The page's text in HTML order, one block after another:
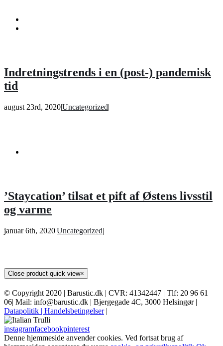
Indretningstrends i en (post-) pandemisk
tid
august 23rd, 2020|Uncategorized|
’Staycation’ tilsat et pift af Østens livsstil
og varme
januar 6th, 2020|Uncategorized|
Close product quick view×
© Copyright 2020 | Barustic.dk | CVR: 41342447 | Tlf: 20 96 61
06| Mail: info@barustic.dk | Bjergegade 4C, 3000 Helsingør |
Datapolitik | Handelsbetingelser|
instagramfacebookpinterest
Denne hjemmeside anvender cookies. Ved fortsat brug af